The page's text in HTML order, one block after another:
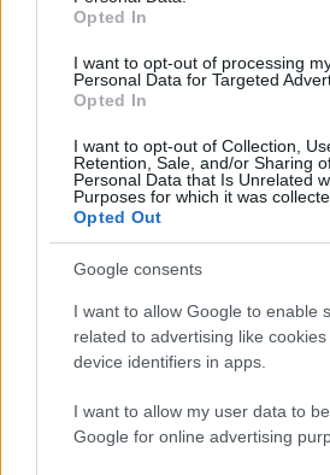
Opted In
I want to opt-out of processing
Personal Data for Targeted
Opted In
I want to opt-out of Collection,
Retention, Sale, and/or Sharing
Personal Data that Is Unrelated
Purposes for which it was
Opted Out
Google consents
I want to allow Google to enable
related to advertising like
device identifiers in apps.
I want to allow my user data to
Google for online advertising
isimlerden
Guilherme Luiz / vs
berabere kalarak ne kadar dişli bir
kanıtlayan Göztepe, bu hafta
Karagümrük’ü ağırlıyor. Fofana’nın
zayıflayan Karagümrük, ligin en az
savunmalarından birine sahip olan